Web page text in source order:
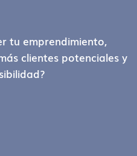
tu emprendimiento,
clientes potenciales y